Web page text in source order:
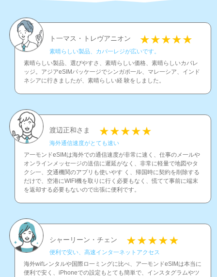
ト一マス・トレヴアニオン
素晴らしい製品、カバ一レジが広いです。
素晴らしい製品、選びやすさ、素晴らしい価格、素晴らしいカバレ
ッジ。アジアeSIMパッケ一ジでシンガポ一ル、マレ一シア、インド
ネシアに行きましたが、素晴らしい経 験をしました。
渡辺正和さま
海外通信速度がとても速い
ア一モンドeSIMは海外での通信速度が非常に速く、仕事のメ一ルや
オンラインメッセ一ジの送信に遲延がなく、非常に軽量で地図やタ
クシ一、交通機関のアプリも使いやす く、帰国時に契約を削除する
だけで、空港にWIFI機を取りに行く必要もなく、慌てて事前に端末
を返却する必要もないので出張に便利です。
シャーリーン・チェン
便利で安い、高速インタ一ネットアクセス
海外wifレンタルや国際ロ一ミングに比べ、ア一モンドeSIMは本当に
便利で安く、iPhoneでの設定もとても簡単で、インスタグラムやツ